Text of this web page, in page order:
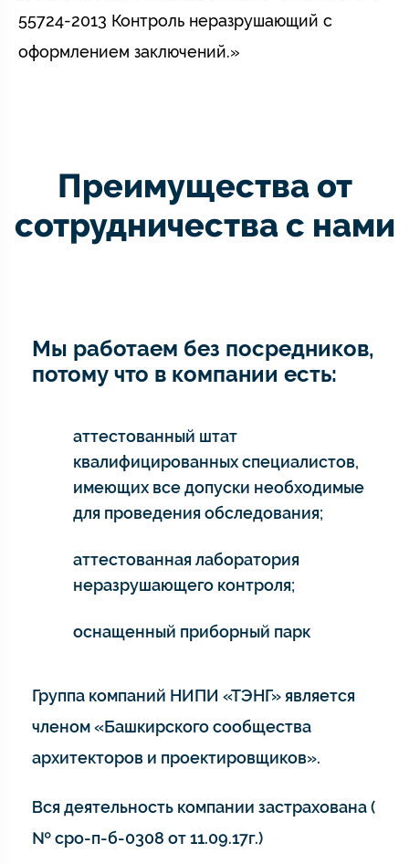
55724-2013 Контроль неразрушающий с
оформлением заключений.»
Преимущества от
сотрудничества с нами
Мы работаем без посредников,
потому что в компании есть:
аттестованный штат
квалифицированных специалистов,
имеющих все допуски необходимые
для проведения обследования;
аттестованная лаборатория
неразрушающего контроля;
оснащенный приборный парк
Группа компаний НИПИ «ТЭНГ» является
членом «Башкирского сообщества
архитекторов и проектировщиков».
Вся деятельность компании застрахована (
№ сро-п-б-0308 от 11.09.17г.)